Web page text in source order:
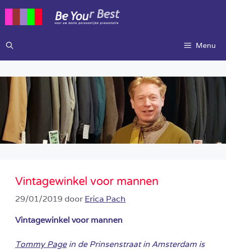
inhoud
Menu
Vintagewinkel voor mannen
29/01/2019 door Erica Pach
Vintagewinkel voor mannen
Tommy Pagein de Prinsenstraat in Amsterdam is